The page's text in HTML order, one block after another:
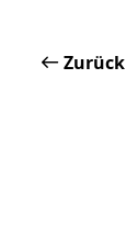
Zurück